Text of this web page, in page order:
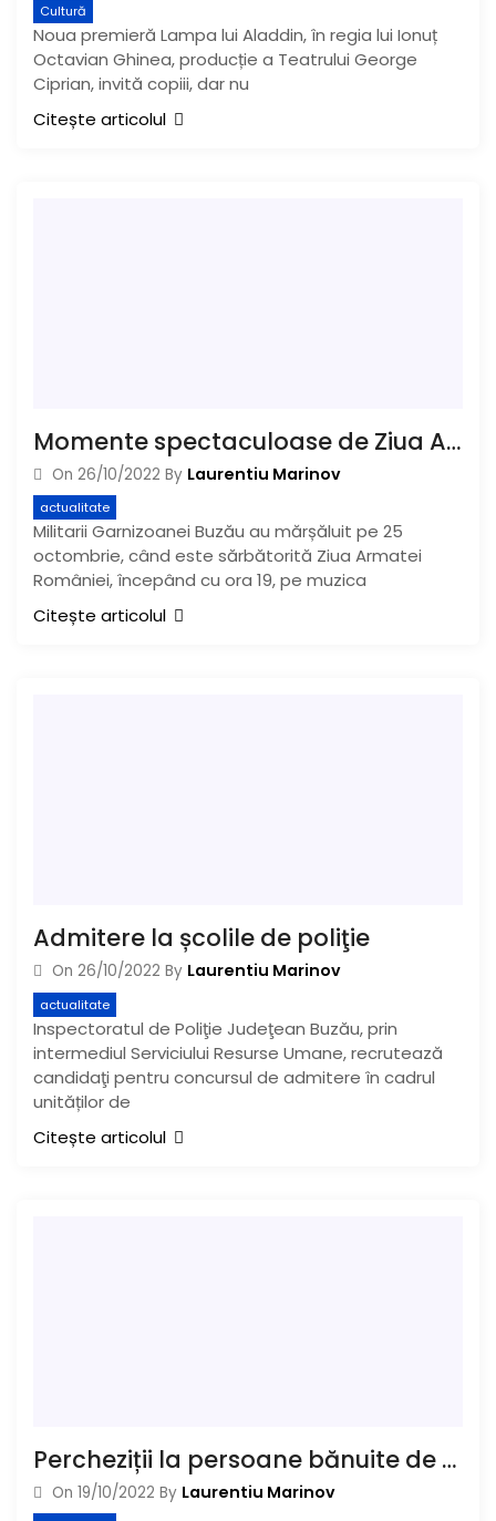
Cultură
Noua premieră Lampa lui Aladdin, în regia lui Ionuț
Octavian Ghinea, producție a Teatrului George
Ciprian, invită copiii, dar nu
Citește articolul
Momente spectaculoase de Ziua Armatei
On 26/10/2022 By Laurentiu Marinov
actualitate
Militarii Garnizoanei Buzău au mărșăluit pe 25
octombrie, când este sărbătorită Ziua Armatei
României, începând cu ora 19, pe muzica
Citește articolul
Admitere la școlile de poliţie
On 26/10/2022 By Laurentiu Marinov
actualitate
Inspectoratul de Poliţie Judeţean Buzău, prin
intermediul Serviciului Resurse Umane, recrutează
candidaţi pentru concursul de admitere în cadrul
unităților de
Citește articolul
Percheziții la persoane bănuite de comiterea infracțiunilor de pornografie infantilă și șantaj
On 19/10/2022 By Laurentiu Marinov